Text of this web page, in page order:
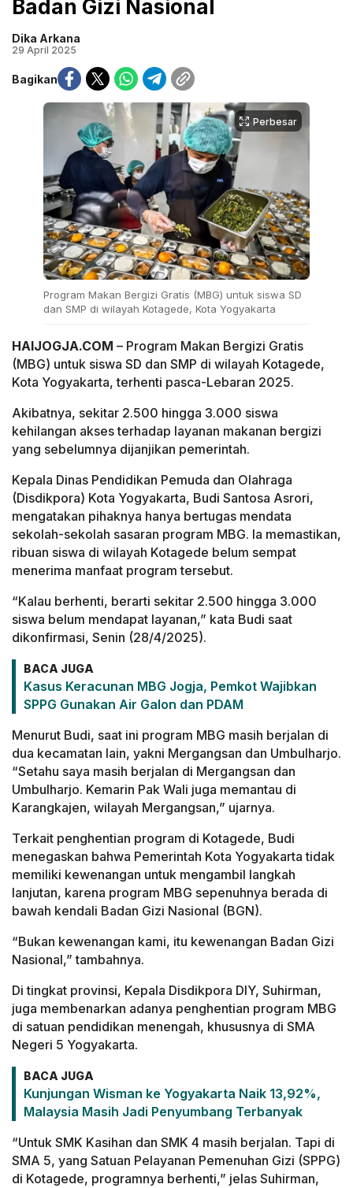
Badan Gizi Nasional
Dika Arkana
29 April 2025
Bagikan
Perbesar
Program Makan Bergizi Gratis (MBG) untuk siswa SD
dan SMP di wilayah Kotagede, Kota Yogyakarta
HAIJOGJA.COM – Program Makan Bergizi Gratis
(MBG) untuk siswa SD dan SMP di wilayah Kotagede,
Kota Yogyakarta, terhenti pasca-Lebaran 2025.
Akibatnya, sekitar 2.500 hingga 3.000 siswa
kehilangan akses terhadap layanan makanan bergizi
yang sebelumnya dijanjikan pemerintah.
Kepala Dinas Pendidikan Pemuda dan Olahraga
(Disdikpora) Kota Yogyakarta, Budi Santosa Asrori,
mengatakan pihaknya hanya bertugas mendata
sekolah-sekolah sasaran program MBG. Ia memastikan,
ribuan siswa di wilayah Kotagede belum sempat
menerima manfaat program tersebut.
“Kalau berhenti, berarti sekitar 2.500 hingga 3.000
siswa belum mendapat layanan,” kata Budi saat
dikonfirmasi, Senin (28/4/2025).
BACA JUGA
Kasus Keracunan MBG Jogja, Pemkot Wajibkan
SPPG Gunakan Air Galon dan PDAM
Menurut Budi, saat ini program MBG masih berjalan di
dua kecamatan lain, yakni Mergangsan dan Umbulharjo.
“Setahu saya masih berjalan di Mergangsan dan
Umbulharjo. Kemarin Pak Wali juga memantau di
Karangkajen, wilayah Mergangsan,” ujarnya.
Terkait penghentian program di Kotagede, Budi
menegaskan bahwa Pemerintah Kota Yogyakarta tidak
memiliki kewenangan untuk mengambil langkah
lanjutan, karena program MBG sepenuhnya berada di
bawah kendali Badan Gizi Nasional (BGN).
“Bukan kewenangan kami, itu kewenangan Badan Gizi
Nasional,” tambahnya.
Di tingkat provinsi, Kepala Disdikpora DIY, Suhirman,
juga membenarkan adanya penghentian program MBG
di satuan pendidikan menengah, khususnya di SMA
Negeri 5 Yogyakarta.
BACA JUGA
Kunjungan Wisman ke Yogyakarta Naik 13,92%,
Malaysia Masih Jadi Penyumbang Terbanyak
“Untuk SMK Kasihan dan SMK 4 masih berjalan. Tapi di
SMA 5, yang Satuan Pelayanan Pemenuhan Gizi (SPPG)
di Kotagede, programnya berhenti,” jelas Suhirman,